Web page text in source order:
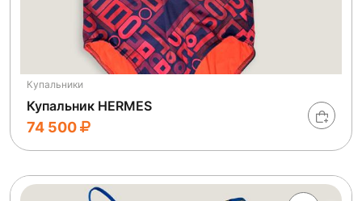
Купальники
Купальник HERMES
74 500